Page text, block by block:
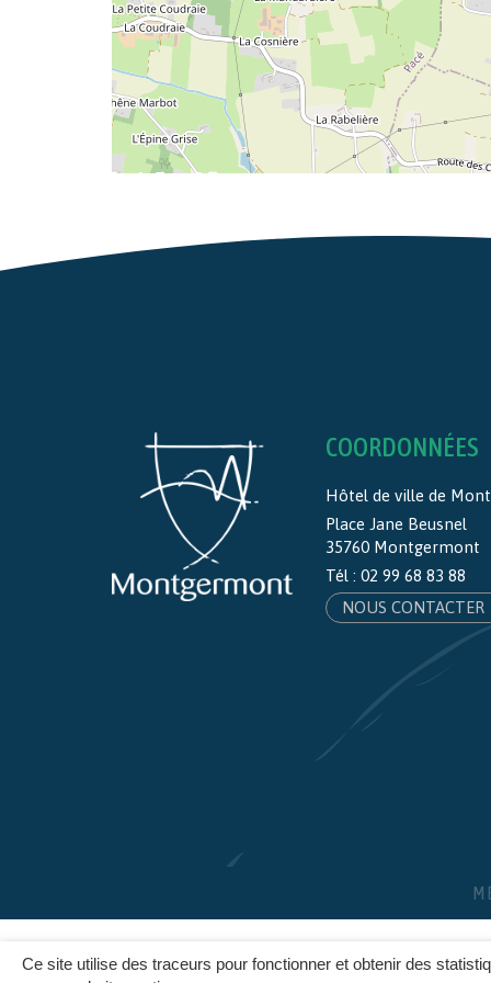
Ce site utilise des traceurs pour fonctionner et obtenir des
COORDONNÉES
Hôtel de ville de
Place Jane Beusnel
35760 Montgermont
Tél : 02 99 68 83 88
NOUS CONTACTER